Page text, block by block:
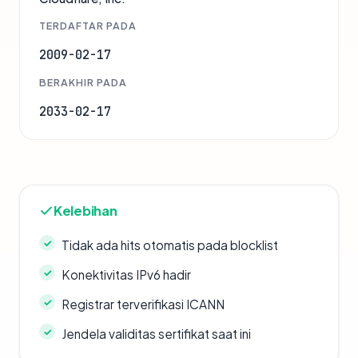
TERDAFTAR PADA
2009-02-17
BERAKHIR PADA
2033-02-17
Kelebihan
Tidak ada hits otomatis pada blocklist
Konektivitas IPv6 hadir
Registrar terverifikasi ICANN
Jendela validitas sertifikat saat ini